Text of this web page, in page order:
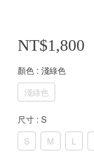
NT$1,800
顏色 : 淺綠色
淺綠色
尺寸 : S
S
M L